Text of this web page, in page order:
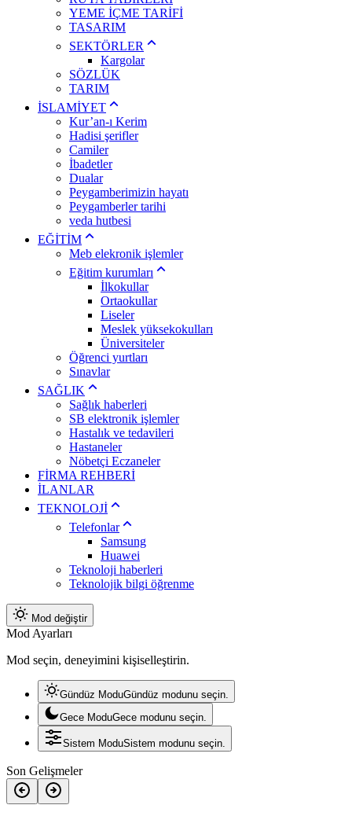
YEME İÇME TARİFİ
TASARIM
SEKTÖRLER
Kargolar
SÖZLÜK
TARIM
İSLAMİYET
Kur’an-ı Kerim
Hadisi şerifler
Camiler
İbadetler
Dualar
Peygamberimizin hayatı
Peygamberler tarihi
veda hutbesi
EĞİTİM
Meb elekronik işlemler
Eğitim kurumları
İlkokullar
Ortaokullar
Liseler
Meslek yüksekokulları
Üniversiteler
Öğrenci yurtları
Sınavlar
SAĞLIK
Sağlık haberleri
SB elektronik işlemler
Hastalık ve tedavileri
Hastaneler
Nöbetçi Eczaneler
FİRMA REHBERİ
İLANLAR
TEKNOLOJİ
Telefonlar
Samsung
Huawei
Teknoloji haberleri
Teknolojik bilgi öğrenme
Mod değiştir
Mod Ayarları
Mod seçin, deneyimini kişiselleştirin.
Gündüz ModuGündüz modunu seçin.
Gece ModuGece modunu seçin.
Sistem ModuSistem modunu seçin.
Son Gelişmeler